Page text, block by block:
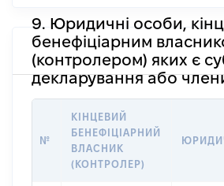
9. Юридичні особи,
бенефіціарним
(контролером) яких є
декларування або члени
№
КІНЦЕВИЙ
БЕНЕФІЦІАРНИЙ
ВЛАСНИК
(КОНТРОЛЕР)